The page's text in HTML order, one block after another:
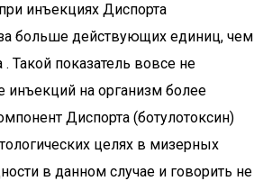
инъекциях Диспорта
больше действующих единиц, чем
Такой показатель вовсе не
инъекций на организм более
Диспорта (ботулотоксин)
целях в мизерных
в данном случае и говорить не